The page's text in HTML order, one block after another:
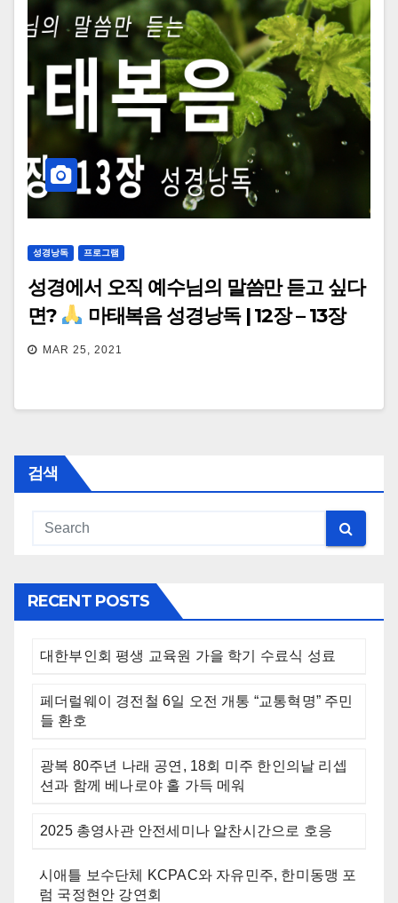
성경낭독 프로그램
성경에서 오직 예수님의 말씀만 듣고 싶다
면?
마태복음 성경낭독 | 12장 – 13장
MAR 25, 2021
검색
RECENT POSTS
대한부인회 평생 교육원 가을 학기 수료식 성료
페더럴웨이 경전철 6일 오전 개통 “교통혁명” 주민
들 환호
광복 80주년 나래 공연, 18회 미주 한인의날 리셉
션과 함께 베나로야 홀 가득 메워
2025 총영사관 안전세미나 알찬시간으로 호응
시애틀 보수단체 KCPAC와 자유민주, 한미동맹 포
럼 국정현안 강연회